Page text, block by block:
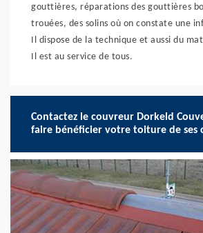
gouttières, réparations des gouttières
trouées, des solins où on constate une
Il dispose de la technique et aussi du
Il est au service de tous.
Contactez le couvreur Dorkeld
faire bénéficier votre toiture de ses